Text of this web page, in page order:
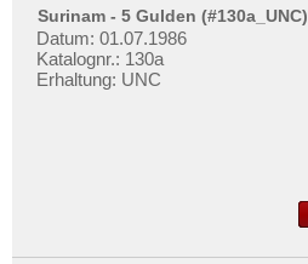
Surinam - 5 Gulden (#130a_UNC)
Datum: 01.07.1986
Katalognr.: 130a
Erhaltung: UNC